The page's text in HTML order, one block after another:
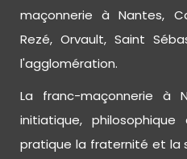
maçonnerie à Nantes,
Rezé, Orvault, Saint
l'agglomération.
La franc-maçonnerie à
initiatique,
pratique la fraternité et la